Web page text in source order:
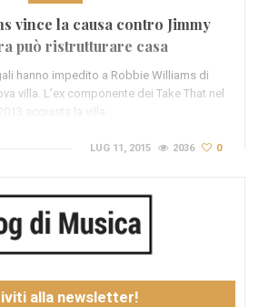
vince la causa contro Jimmy
può ristrutturare casa
hanno impedito a Robbie Williams di
villa. L’ex componente dei Take That nel
2013 acquista la villa…
LUG 11, 2015 2036 0
alla newsletter!